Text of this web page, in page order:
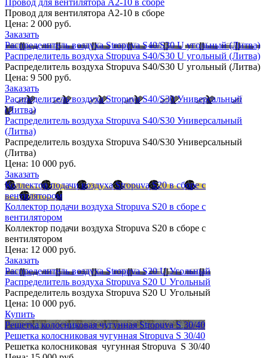
Провод для вентилятора А2-10 в сборе
Цена: 2 000 руб.
Заказать
Распределитель воздуха Stropuva S40/S30 U угольный (Литва)
Распределитель воздуха Stropuva S40/S30 U угольный (Литва)
Распределитель воздуха Stropuva S40/S30 U угольный (Литва)
Цена: 9 500 руб.
Заказать
Распределитель воздуха Stropuva S40/S30 Универсальный
(Литва)
Распределитель воздуха Stropuva S40/S30 Универсальный
(Литва)
Распределитель воздуха Stropuva S40/S30 Универсальный
(Литва)
Цена: 10 000 руб.
Заказать
Коллектор подачи воздуха Stropuva S20 в сборе с
вентилятором
Коллектор подачи воздуха Stropuva S20 в сборе с
вентилятором
Коллектор подачи воздуха Stropuva S20 в сборе с
вентилятором
Цена: 12 000 руб.
Заказать
Распределитель воздуха Stropuva S20 U Угольный
Распределитель воздуха Stropuva S20 U Угольный
Распределитель воздуха Stropuva S20 U Угольный
Цена: 10 000 руб.
Купить
Решетка колосниковая чугунная Stropuva S 30/40
Решетка колосниковая чугунная Stropuva S 30/40
Решетка колосниковая чугунная Stropuva S 30/40